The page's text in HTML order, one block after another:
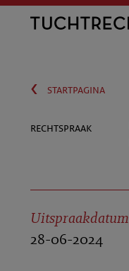
‹ startpagina
rechtspraak
Uitspraakdatum
28-06-2024